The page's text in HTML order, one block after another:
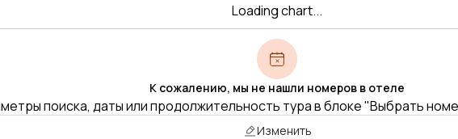
Loading chart...
К сожалению, мы не нашли номеров в отеле
поиска, даты или продолжительность тура в блоке "Выбрать
Изменить